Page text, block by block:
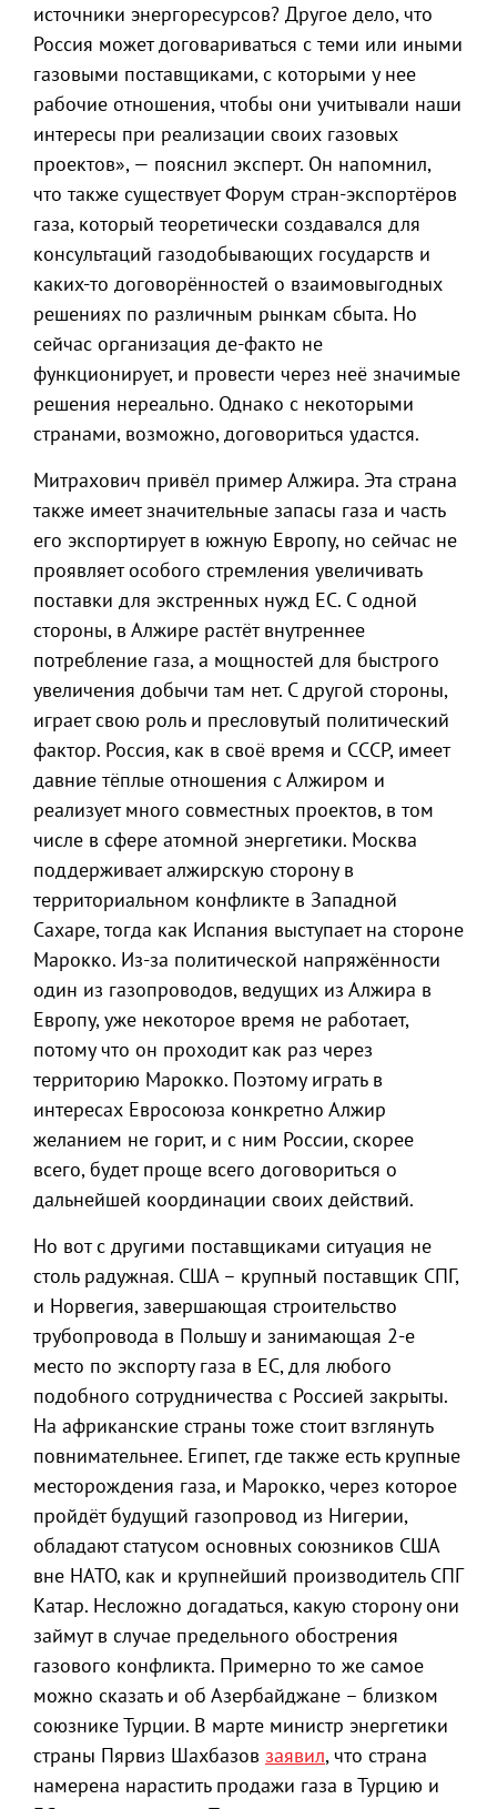
источники энергоресурсов? Другое дело, что
Россия может договариваться с теми или иными
газовыми поставщиками, с которыми у нее
рабочие отношения, чтобы они учитывали наши
интересы при реализации своих газовых
проектов», — пояснил эксперт. Он напомнил,
что также существует Форум стран-экспортёров
газа, который теоретически создавался для
консультаций газодобывающих государств и
каких-то договорённостей о взаимовыгодных
решениях по различным рынкам сбыта. Но
сейчас организация де-факто не
функционирует, и провести через неё значимые
решения нереально. Однако с некоторыми
странами, возможно, договориться удастся.
Митрахович привёл пример Алжира. Эта страна
также имеет значительные запасы газа и часть
его экспортирует в южную Европу, но сейчас не
проявляет особого стремления увеличивать
поставки для экстренных нужд ЕС. С одной
стороны, в Алжире растёт внутреннее
потребление газа, а мощностей для быстрого
увеличения добычи там нет. С другой стороны,
играет свою роль и пресловутый политический
фактор. Россия, как в своё время и СССР, имеет
давние тёплые отношения с Алжиром и
реализует много совместных проектов, в том
числе в сфере атомной энергетики. Москва
поддерживает алжирскую сторону в
территориальном конфликте в Западной
Сахаре, тогда как Испания выступает на стороне
Марокко. Из-за политической напряжённости
один из газопроводов, ведущих из Алжира в
Европу, уже некоторое время не работает,
потому что он проходит как раз через
территорию Марокко. Поэтому играть в
интересах Евросоюза конкретно Алжир
желанием не горит, и с ним России, скорее
всего, будет проще всего договориться о
дальнейшей координации своих действий.
Но вот с другими поставщиками ситуация не
столь радужная. США – крупный поставщик СПГ,
и Норвегия, завершающая строительство
трубопровода в Польшу и занимающая 2-е
место по экспорту газа в ЕС, для любого
подобного сотрудничества с Россией закрыты.
На африканские страны тоже стоит взглянуть
повнимательнее. Египет, где также есть крупные
месторождения газа, и Марокко, через которое
пройдёт будущий газопровод из Нигерии,
обладают статусом основных союзников США
вне НАТО, как и крупнейший производитель СПГ
Катар. Несложно догадаться, какую сторону они
займут в случае предельного обострения
газового конфликта. Примерно то же самое
можно сказать и об Азербайджане – близком
союзнике Турции. В марте министр энергетики
страны Пярвиз Шахбазов заявил, что страна
намерена нарастить продажи газа в Турцию и